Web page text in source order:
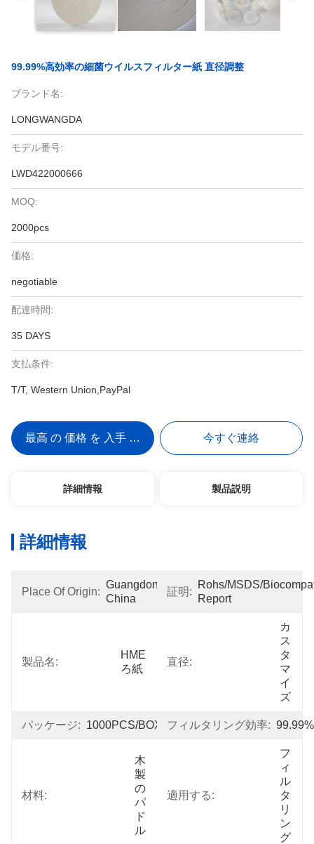
99.99%高効率の細菌ウイルスフィルター紙 直径調整
ブランド名:
LONGWANGDA
モデル番号:
LWD422000666
MOQ:
2000pcs
価格:
negotiable
配達時間:
35 DAYS
支払条件:
T/T, Western Union,PayPal
最高 の 価格 を 入手 する 今すぐ連絡
詳細情報 製品説明
詳細情報
Place Of Origin:
Guangdong,
China
証明:
Rohs/MSDS/
Report
製品名:
HME
ろ紙
直径:
カ
ス
タ
マ
イ
ズ
パッケージ: 1000PCS/BOX フィルタリング効率: 99.99%
材料:
木
製
の
パ
ド
ル
適用する:
フ
ィ
ル
タ
リ
ン
グ